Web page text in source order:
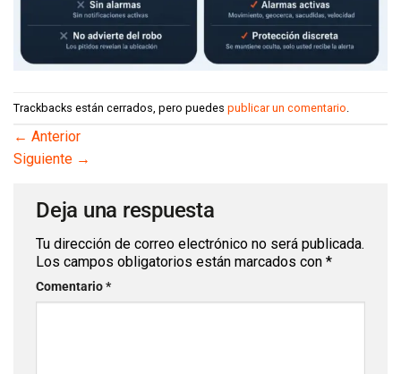
Trackbacks están cerrados, pero puedes publicar un comentario
← Anterior
Siguiente →
Deja una respuesta
Tu dirección de correo electrónico no será publicada.
Los campos obligatorios están marcados con *
Comentario*